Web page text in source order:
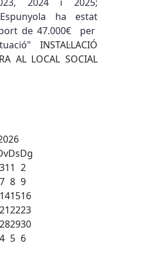
ha estat
de 47.000€ per
INSTAL·LACIÓ
AL LOCAL SOCIAL
DsDg
311 2
7 8 9
141516
212223
282930
4 5 6